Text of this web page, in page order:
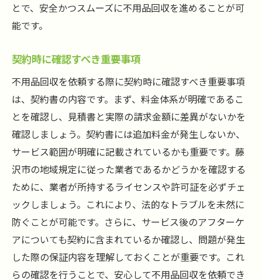
とで、安全かつスムーズに不用品回収を進めることが可
能です。
契約時に確認すべき重要事項
不用品回収を依頼する際に契約時に確認すべき重要事項
は、契約書の内容です。まず、料金体系が明確であるこ
とを確認し、見積書と実際の請求金額に差異がないかを
確認しましょう。契約書には追加料金が発生しないか、
サービス範囲が明確に記載されているかも重要です。藤
沢市の地域規定に従った業者であるかどうかを確認する
ために、業者が所持するライセンスや許可証を必ずチェ
ックしましょう。これにより、法的なトラブルを未然に
防ぐことが可能です。さらに、サービス後のアフターケ
アについても契約に含まれているか確認し、問題が発生
した際の保証内容を理解しておくことが重要です。これ
らの確認を行うことで、安心して不用品回収を依頼でき